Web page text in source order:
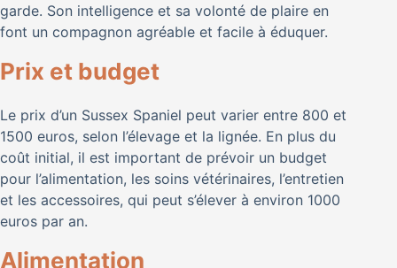
garde. Son intelligence et sa volonté de plaire en
font un compagnon agréable et facile à éduquer.
Prix et budget
Le prix d’un Sussex Spaniel peut varier entre 800 et
1500 euros, selon l’élevage et la lignée. En plus du
coût initial, il est important de prévoir un budget
pour l’alimentation, les soins vétérinaires, l’entretien
et les accessoires, qui peut s’élever à environ 1000
euros par an.
Alimentation